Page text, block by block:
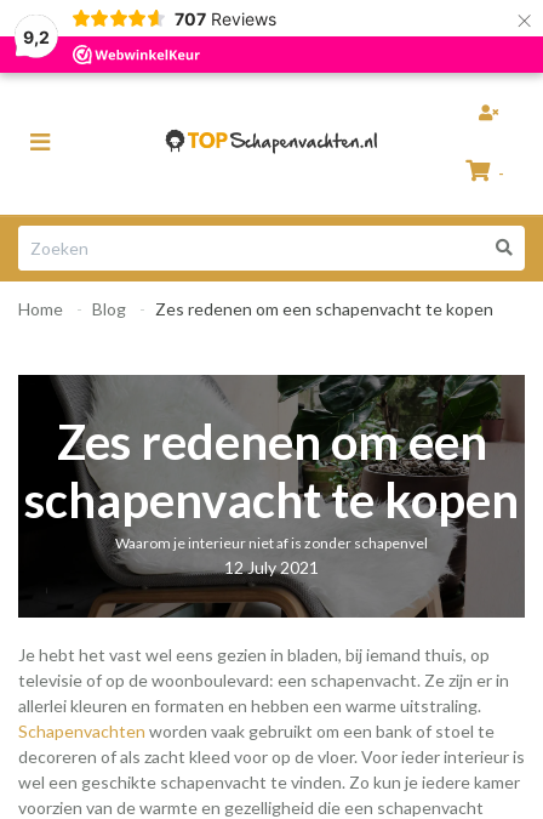
9,2
707 Reviews ×
Razendsnelle levering 100% Natuurlijke schapenvachten
Toggle
-
Winkelwagen
Vul hem met producten.
Home Blog Zes redenen om een schapenvacht te kopen
Zes redenen om een
schapenvacht te kopen
Waarom je interieur niet af is zonder schapenvel
12 July 2021
Je hebt het vast wel eens gezien in bladen, bij iemand thuis, op
televisie of op de woonboulevard: een schapenvacht. Ze zijn er in
allerlei kleuren en formaten en hebben een warme uitstraling.
Schapenvachten worden vaak gebruikt om een bank of stoel te
decoreren of als zacht kleed voor op de vloer. Voor ieder interieur is
wel een geschikte schapenvacht te vinden. Zo kun je iedere kamer
voorzien van de warmte en gezelligheid die een schapenvacht